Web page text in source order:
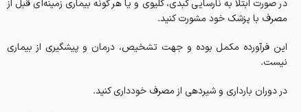
در صورت ابتلا به نارسایی کبدی، کلیوی و یا هر گونه بیماری زمینه‌ای قبل از
مصرف با پزشک خود مشورت کنید.
این فرآورده مکمل بوده و جهت تشخیص، درمان و پیشگیری از بیماری
نیست.
در دوران بارداری و شیردهی از مصرف خودداری کنید.